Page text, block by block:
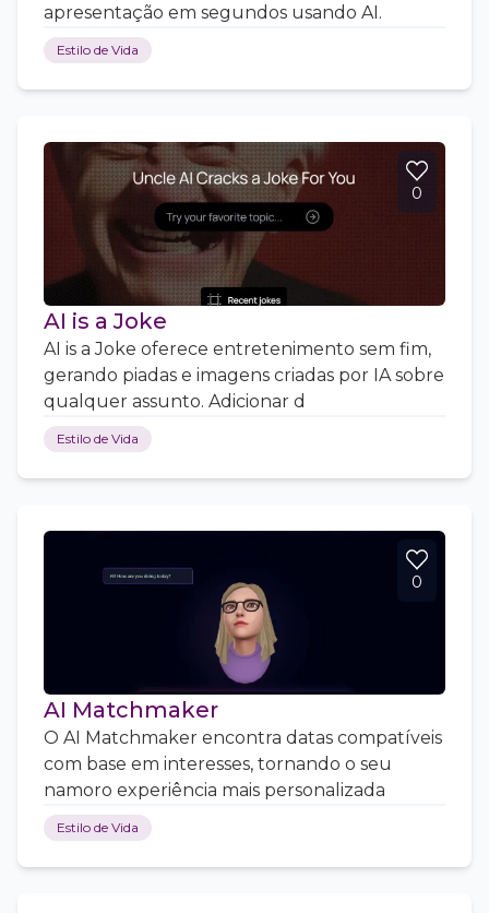
apresentação em segundos usando AI.
Estilo de Vida
0
AI is a Joke
AI is a Joke oferece entretenimento sem fim,
gerando piadas e imagens criadas por IA sobre
qualquer assunto. Adicionar d
Estilo de Vida
0
AI Matchmaker
O AI Matchmaker encontra datas compatíveis
com base em interesses, tornando o seu
namoro experiência mais personalizada
Estilo de Vida